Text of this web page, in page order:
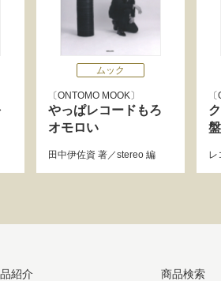
ムック
ONTOMO MOOK
やっぱレコードもろ
オモロい
田中伊佐資 著／stereo 編 レ
紹介
商品検索